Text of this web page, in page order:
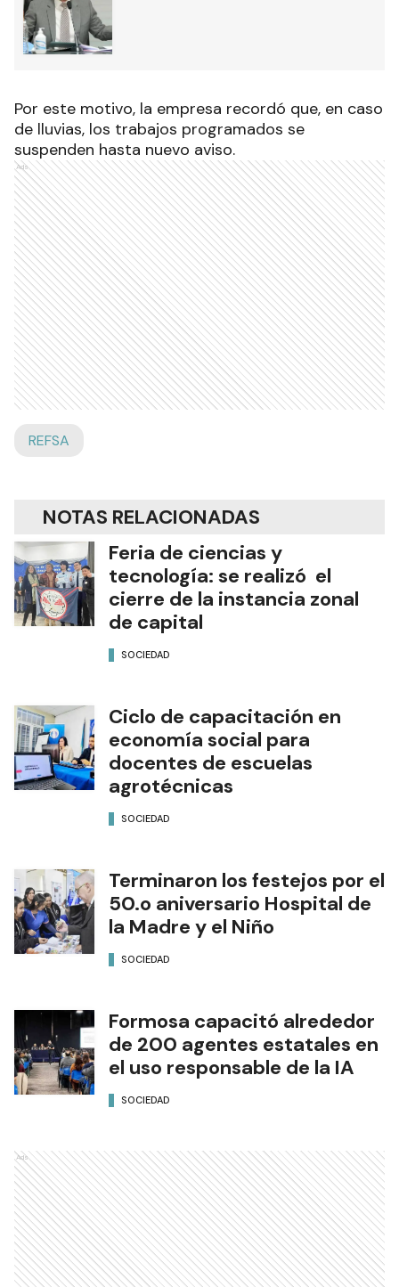
Por este motivo, la empresa recordó que, en caso
de lluvias, los trabajos programados se
suspenden hasta nuevo aviso.
Ads
REFSA
NOTAS RELACIONADAS
Feria de ciencias y
tecnología: se realizó el
cierre de la instancia zonal
de capital
SOCIEDAD
Ciclo de capacitación en
economía social para
docentes de escuelas
agrotécnicas
SOCIEDAD
Terminaron los festejos por el
50.o aniversario Hospital de
la Madre y el Niño
SOCIEDAD
Formosa capacitó alrededor
de 200 agentes estatales en
el uso responsable de la IA
SOCIEDAD
Ads